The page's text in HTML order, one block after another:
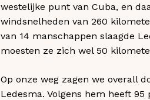
westelijke punt van Cuba, en
windsnelheden van 260
van 14 manschappen slaagde
moesten ze zich wel 50
Op onze weg zagen we overall
Ledesma. Volgens hem heeft